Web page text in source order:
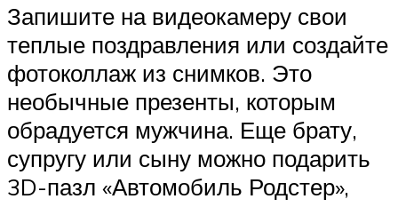
Запишите на видеокамеру свои
теплые поздравления или создайте
фотоколлаж из снимков. Это
необычные презенты, которым
обрадуется мужчина. Еще брату,
супругу или сыну можно подарить
3D-пазл «Автомобиль Родстер»,